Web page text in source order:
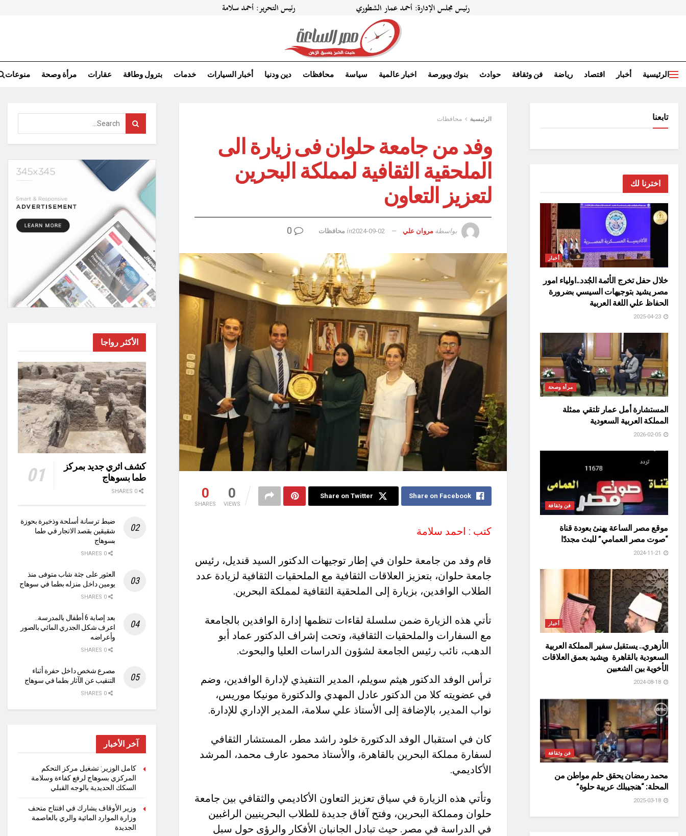
الرئيسية أخبار اقتصاد رياضة فن وثقافة حوادث بنوك وبورصة اخبار عالمية سياسة محافظات دين ودنيا أخبار السيارات خدمات بترول وطاقة عقارات مرأة وصحة منوعات
الرئيسية محافظات
وفد من جامعة حلوان فى زيارة الى
الملحقية الثقافية لمملكة البحرين
لتعزيز التعاون
بواسطة مروان علي 2024-09-02
in محافظات
0
SHARES
0
VIEWS
Share on Facebook
Share on Twitter
كتب : احمد سلامة
قام وفد من جامعة حلوان في إطار توجيهات الدكتور السيد قنديل، رئيس
جامعة حلوان، بتعزيز العلاقات الثقافية مع الملحقيات الثقافية لزيادة عدد
الطلاب الوافدين، بزيارة إلى الملحقية الثقافية لمملكة البحرين.
تأتي هذه الزيارة ضمن سلسلة لقاءات تنظمها إدارة الوافدين بالجامعة
مع السفارات والملحقيات الثقافية، وتحت إشراف الدكتور عماد أبو
الدهب، نائب رئيس الجامعة لشؤون الدراسات العليا والبحوث.
ترأس الوفد الدكتور هيثم سويلم، المدير التنفيذي لإدارة الوافدين، وضم
في عضويته كلا من الدكتور عادل المهدي والدكتورة مونيكا موريس،
نواب المدير، بالإضافة إلى الأستاذ علي سلامة، المدير الإداري للإدارة.
كان في استقبال الوفد الدكتورة خلود راشد مطر، المستشار الثقافي
لسفارة مملكة البحرين بالقاهرة، والأستاذ محمود عارف محمد، المرشد
الأكاديمي.
وتأتي هذه الزيارة في سياق تعزيز التعاون الأكاديمي والثقافي بين جامعة
حلوان ومملكة البحرين، وفتح آفاق جديدة للطلاب البحرينيين الراغبين
في الدراسة في مصر. حيث تبادل الجانبان الأفكار والرؤى حول سبل
تابعنا
اخترنا لك
أخبار
خلال حفل تخرج الأئمة الجُدد..اولياء امور
مصر يشيد بتوجيهات السيسي بضرورة
الحفاظ علي اللغة العربية
مرأة وصحة
المستشارة أمل عمار تلتقي ممثلة
المملكة العربية السعودية
فن وثقافة
موقع مصر الساعة يهنئ بعودة قناة
“صوت مصر العمامي” للبث مجددًا
أخبار
الأزهري.. يستقبل سفير المملكة العربية
السعودية بالقاهرة ويشيد بعمق العلاقات
الأخوية بين الشعبين
فن وثقافة
محمد رمضان يحقق حلم مواطن من
المحلة: “هنجيبلك عربية حلوة”
الأكثر رواجا
كشف اثري جديد بمركز
طما بسوهاج
ضبط ترسانة أسلحة وذخيرة بحوزة
شقيقين بقصد الاتجار في طما
بسوهاج
العثور على جثة شاب متوفى منذ
يومين داخل منزله بطما في سوهاج
بعد إصابة 6 أطفال بالمدرسة..
اعرف شكل الجدري المائي بالصور
وأعراضه
مصرع شخص داخل حفرة أثناء
التنقيب عن الآثار بطما في سوهاج
آخر الأخبار
كامل الوزير: تشغيل مركز التحكم
المركزي بسوهاج لرفع كفاءة وسلامة
السكك الحديدية بالوجه القبلي
وزير الأوقاف يشارك في افتتاح متحف
وزارة الموارد المائية والري بالعاصمة
الجديدة